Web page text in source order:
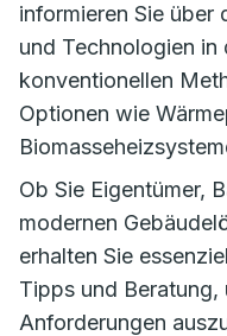
informieren Sie über
und Technologien in
konventionellen
Optionen wie
Ob Sie Eigentümer,
modernen
erhalten Sie
Tipps und Beratung,
Anforderungen